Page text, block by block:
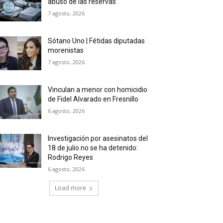
7 agosto, 2026
Sótano Uno | Fétidas diputadas
morenistas
7 agosto, 2026
Vinculan a menor con homicidio
de Fidel Alvarado en Fresnillo
6 agosto, 2026
Investigación por asesinatos del
18 de julio no se ha detenido:
Rodrigo Reyes
6 agosto, 2026
Load more